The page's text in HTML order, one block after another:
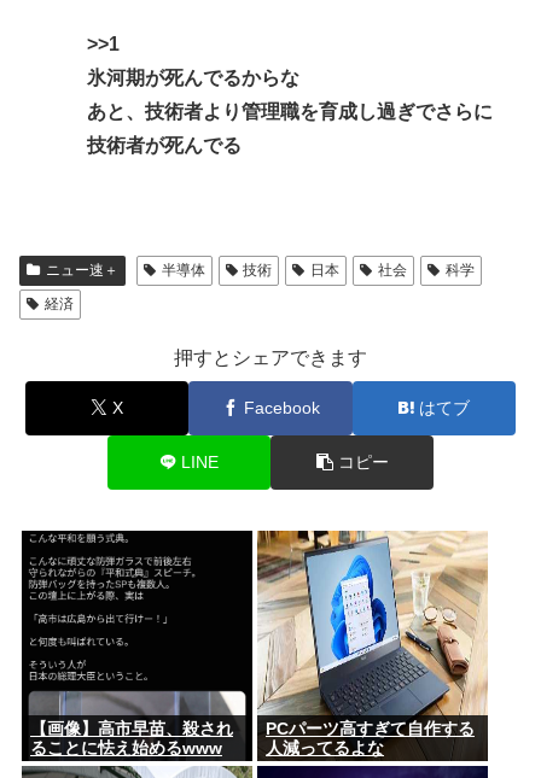
>>1
氷河期が死んでるからな
あと、技術者より管理職を育成し過ぎでさらに
技術者が死んでる
ニュー速＋ 半導体 技術 日本 社会
科学
経済
押すとシェアできます
X Facebook はてブ
LINE コピー
【画像】高市早苗、殺され
ることに怯え始めるwww
PCパーツ高すぎて自作する
人減ってるよな